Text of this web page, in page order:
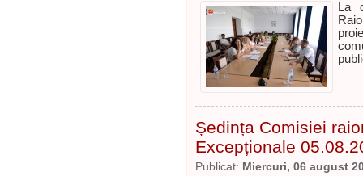
La
Ședința Comisiei
Excepționale
Publicat: Miercuri, 06 august